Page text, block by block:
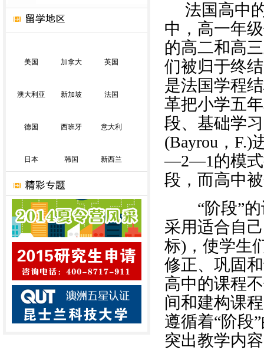
美国 加拿大 英国
澳大利亚 新加坡 法国
德国 西班牙 意大利
日本 韩国 新西兰
法国高中
中，高一年
的高二和高
们被归于终
是法国学程
革把小学五
段、基础学
(Bayrou，F.)
—2—1的模式
段，而高中
“阶段”的
采用适合自
标)，使学生
修正、巩固
高中的课程
间和建构课
遵循着“阶段
突出教学内